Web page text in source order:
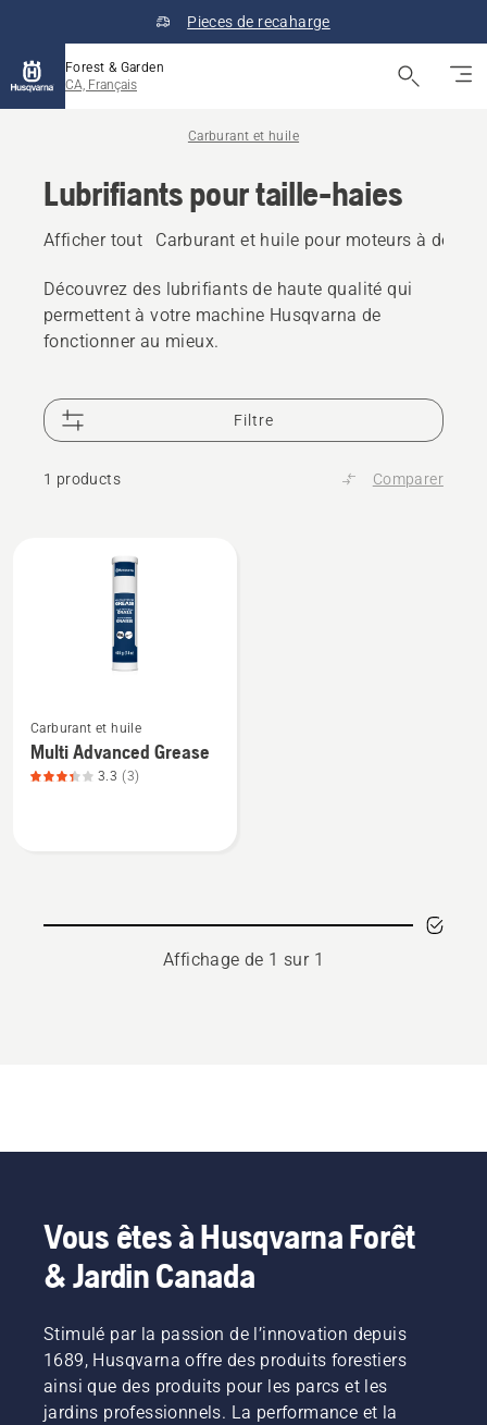
Pieces de recaharge
Forest & Garden
CA, Français
Carburant et huile
Lubrifiants pour taille-haies
Afficher tout Carburant et huile pour moteurs à deux
Découvrez des lubrifiants de haute qualité qui
permettent à votre machine Husqvarna de
fonctionner au mieux.
Filtre
1 products Comparer
plus
de
détails
Carburant et huile
Multi Advanced Grease
3.3 (3)
Affichage de 1 sur 1
Vous êtes à Husqvarna Forêt
& Jardin Canada
Stimulé par la passion de l’innovation depuis
1689, Husqvarna offre des produits forestiers
ainsi que des produits pour les parcs et les
jardins professionnels. La performance et la